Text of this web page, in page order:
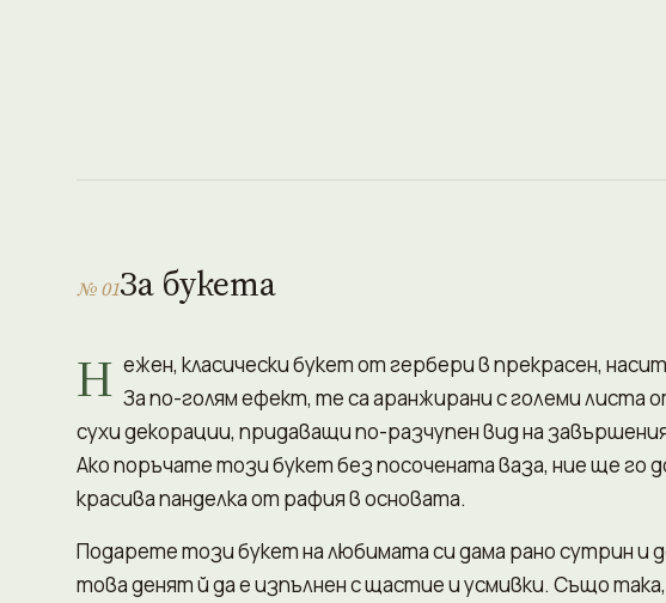
№ 01За букета
Н ежен, класически букет от гербери в прекрасен,
За по-голям ефект, те са аранжирани с големи листа
сухи декорации, придаващи по-разчупен вид на
Ако поръчате този букет без посочената ваза, ние ще го
красива панделка от рафия в основата.
Подарете този букет на любимата си дама рано сутрин и
това денят й да е изпълнен с щастие и усмивки. Също